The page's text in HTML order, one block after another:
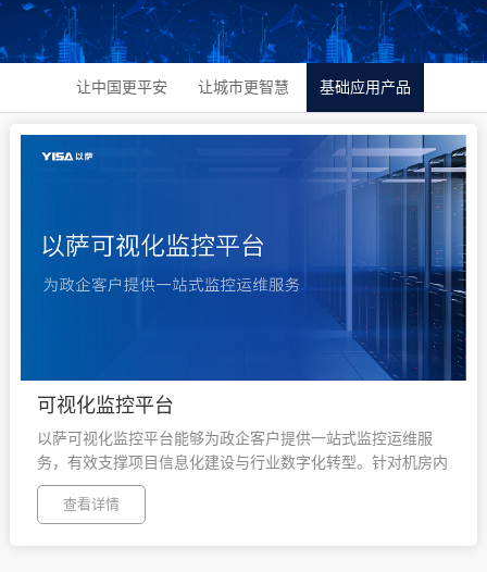
让中国更平安 让城市更智慧 基础应用产品
可视化监控平台
以萨可视化监控平台能够为政企客户提供一站式监控运维服
务，有效支撑项目信息化建设与行业数字化转型。针对机房内
的服务器、数据库、大数据组件、网络等基础设施实现精准采
集、统计展示、故障分析、监测预警等应用满足多场景监控需
查看详情